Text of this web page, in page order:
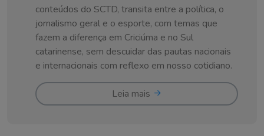
conteúdos do SCTD, transita entre a política, o
jornalismo geral e o esporte, com temas que
fazem a diferença em Criciúma e no Sul
catarinense, sem descuidar das pautas nacionais
e internacionais com reflexo em nosso cotidiano.
Leia mais